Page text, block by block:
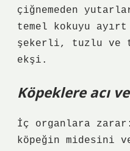
çiğnemeden
temel kokuyu
şekerli, tuzlu ve
ekşi.
Köpeklere acı
İç organlara
köpeğin midesini